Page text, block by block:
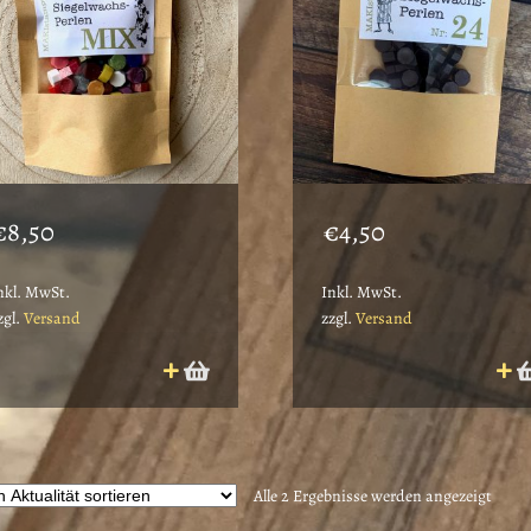
8,50
MwSt.
Versand
€4,50
Inkl. MwSt.
zzgl.Versand
Alle 2 Ergebnisse werden angezeigtNach